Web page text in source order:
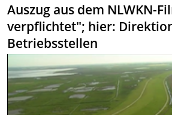
Auszug aus dem NLWKN-
verpflichtet"; hier:
Betriebsstellen